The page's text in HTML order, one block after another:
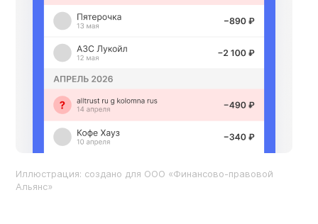
Иллюстрация: создано для ООО «Финансово-правовой
Альянс»